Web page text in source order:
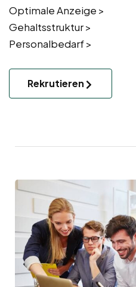
Optimale Anzeige >
Gehaltsstruktur >
Personalbedarf >
Rekrutieren